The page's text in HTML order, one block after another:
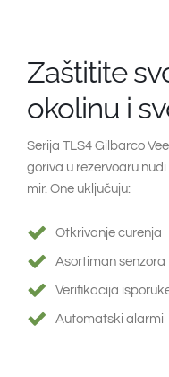
Zaštitite
okolinu i
Serija TLS4 Gilbarco
goriva u rezervoaru
mir. One uključuju:
Otkrivanje curenja
Asortiman senzora
Verifikacija
Automatski alarmi